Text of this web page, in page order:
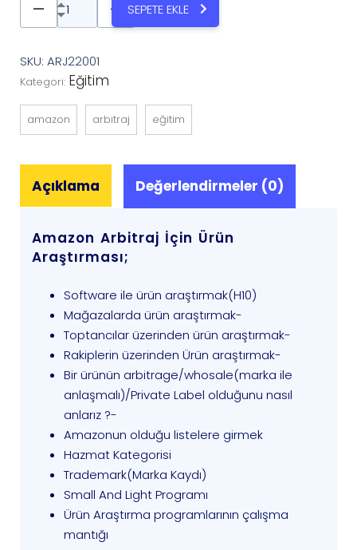
SEPETE EKLE
SKU: ARJ22001
Kategori: Eğitim
amazon arbitraj eğitim
Açıklama Değerlendirmeler (0)
Amazon Arbitraj İçin Ürün
Araştırması;
Software ile ürün araştırmak(H10)
Mağazalarda ürün araştırmak-
Toptancılar üzerinden ürün araştırmak-
Rakiplerin üzerinden Ürün araştırmak-
Bir ürünün arbitrage/whosale(marka ile
anlaşmalı)/Private Label olduğunu nasıl
anlarız ?-
Amazonun olduğu listelere girmek
Hazmat Kategorisi
Trademark(Marka Kaydı)
Small And Light Programı
Ürün Araştırma programlarının çalışma
mantığı